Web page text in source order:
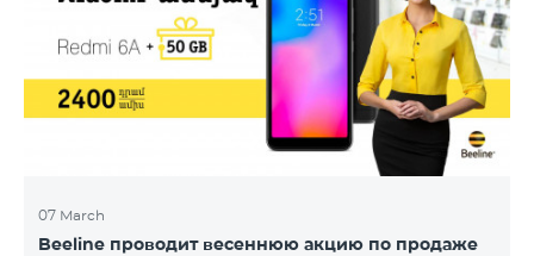
07 March
Beeline проводит весеннюю акцию по продаже